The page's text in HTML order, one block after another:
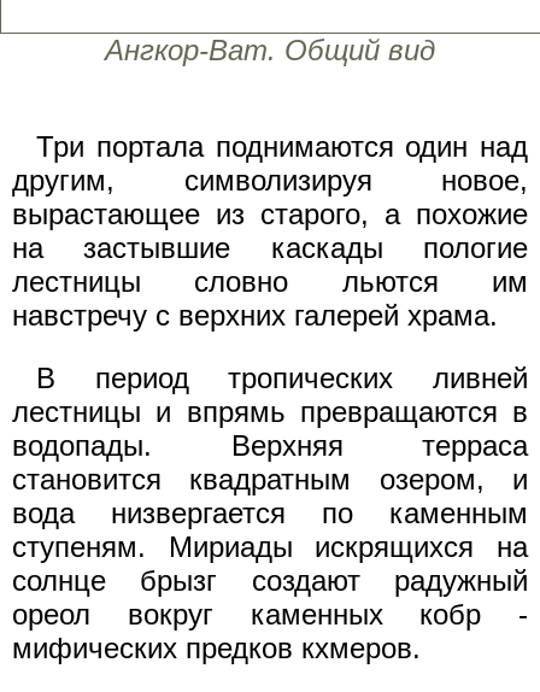
Ангкор-Ват. Общий вид
Три портала поднимаются один над
другим, символизируя новое,
вырастающее из старого, а похожие
на застывшие каскады пологие
лестницы словно льются им
навстречу с верхних галерей храма.
В период тропических ливней
лестницы и впрямь превращаются в
водопады. Верхняя терраса
становится квадратным озером, и
вода низвергается по каменным
ступеням. Мириады искрящихся на
солнце брызг создают радужный
ореол вокруг каменных кобр -
мифических предков кхмеров.